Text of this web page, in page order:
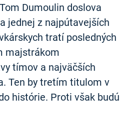
Dumoulin doslova
jednej z najpútavejších
tratí posledných
majstrákom
tímov a najväčších
Ten by tretím titulom v
histórie. Proti však budú